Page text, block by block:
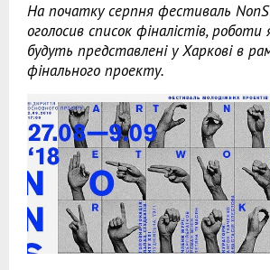
На початку серпня фестиваль
оголосив список фіналістів, роботи
будуть представлені у Харкові в
фінального проекту.